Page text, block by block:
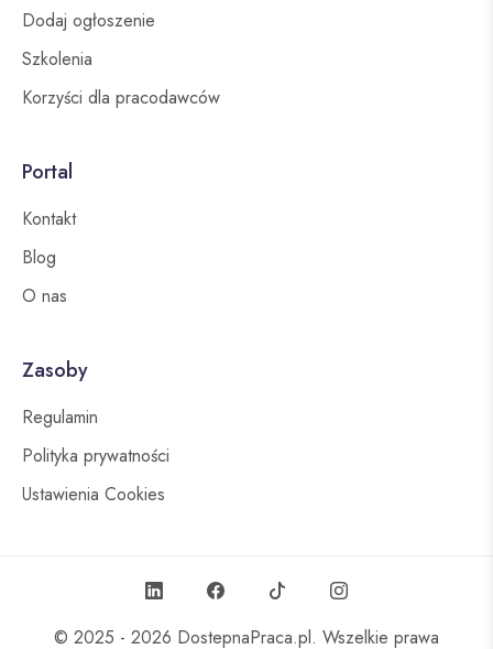
Dodaj ogłoszenie
Szkolenia
Korzyści dla pracodawców
Portal
Kontakt
Blog
O nas
Zasoby
Regulamin
Polityka prywatności
Ustawienia Cookies
© 2025 - 2026 DostepnaPraca.pl. Wszelkie prawa